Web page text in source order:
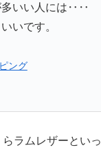
多いい人には‥‥
いです。
ング
ラムレザーとい